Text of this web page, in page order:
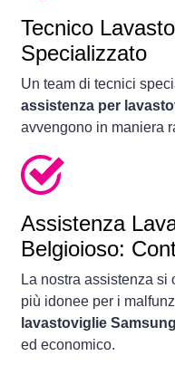
Tecnico
Specializzato
Un team di tecnici
assistenza per
avvengono in maniera
Assistenza
Belgioioso:
La nostra assistenza
più idonee per i
lavastoviglie Samsung
ed economico.